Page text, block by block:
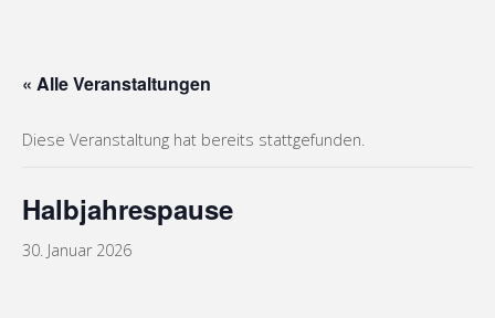
« Alle Veranstaltungen
Diese Veranstaltung hat bereits stattgefunden.
Halbjahrespause
30. Januar 2026